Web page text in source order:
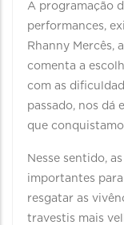
A programação
performances,
Rhanny Mercês,
comenta a
com as
passado, nos dá
que
Nesse sentido,
importantes
resgatar as
travestis mais